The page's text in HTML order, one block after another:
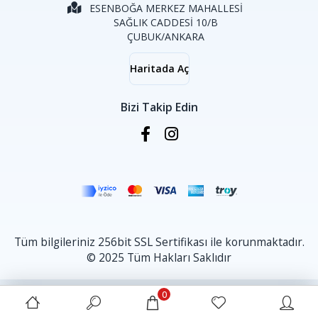
ESENBOĞA MERKEZ MAHALLESİ
SAĞLIK CADDESİ 10/B
ÇUBUK/ANKARA
Haritada Aç
Bizi Takip Edin
Tüm bilgileriniz 256bit SSL Sertifikası ile korunmaktadır.
© 2025 Tüm Hakları Saklıdır
0